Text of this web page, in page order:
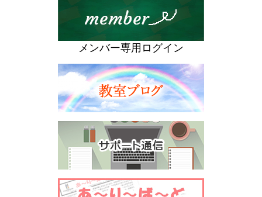
メンバー専用ログイン